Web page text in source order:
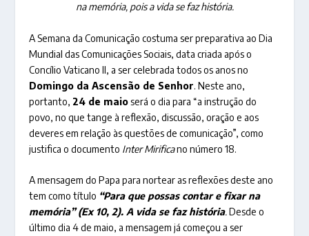
na memória, pois a vida se faz história.
A Semana da Comunicação costuma ser preparativa ao Dia
Mundial das Comunicações Sociais, data criada após o
Concílio Vaticano II, a ser celebrada todos os anos no
Domingo da Ascensão de Senhor. Neste ano,
portanto, 24 de maioserá o dia para “a instrução do
povo, no que tange à reflexão, discussão, oração e aos
deveres em relação às questões de comunicação”, como
justifica o documento Inter Mirificano número 18.
A mensagem do Papa para nortear as reflexões deste ano
tem como título “Para que possas contar e fixar na
memória” (Ex 10, 2). A vida se faz história.Desde o
último dia 4 de maio, a mensagem já começou a ser